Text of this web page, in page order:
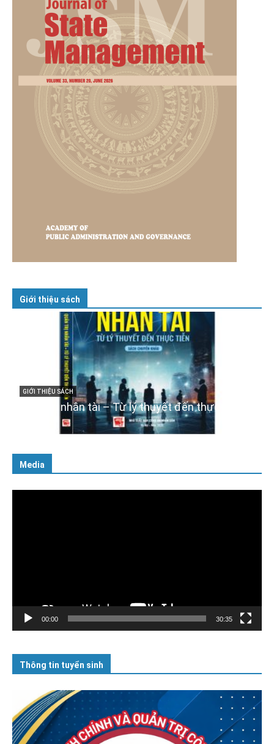
Giới thiệu sách
GIỚI THIỆU SÁCH
Cuốn sách “Tuyệt đối trung thành với Tổ quốc,
với Đảng, Nhà nước và Nhân dân – Sáng ngời
tư cách người Công an cách mạng”
Media
00:00 30:35
Thông tin tuyển sinh